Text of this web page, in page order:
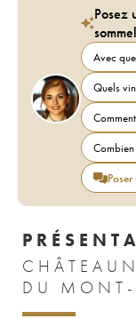
Posez
Avec
Quels
Poser